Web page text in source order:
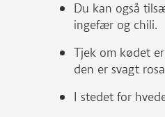
Du kan også
ingefær og chili.
Tjek om kødet
den er svagt
I stedet for